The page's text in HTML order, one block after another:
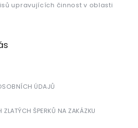
upravujících činnost v oblasti
ÚDAJŮ
ŠPERKŮ NA ZAKÁZKU